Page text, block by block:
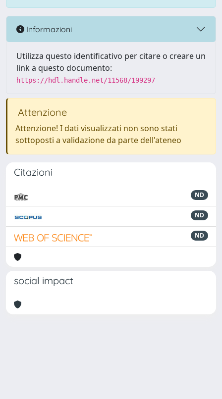
Informazioni
Utilizza questo identificativo per citare o creare un
link a questo documento:
https://hdl.handle.net/11568/199297
Attenzione
Attenzione! I dati visualizzati non sono stati
sottoposti a validazione da parte dell'ateneo
Citazioni
ND
ND
ND
social impact